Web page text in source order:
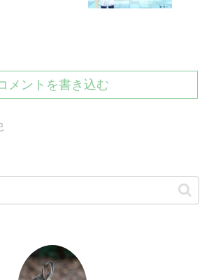
メントを書き込む